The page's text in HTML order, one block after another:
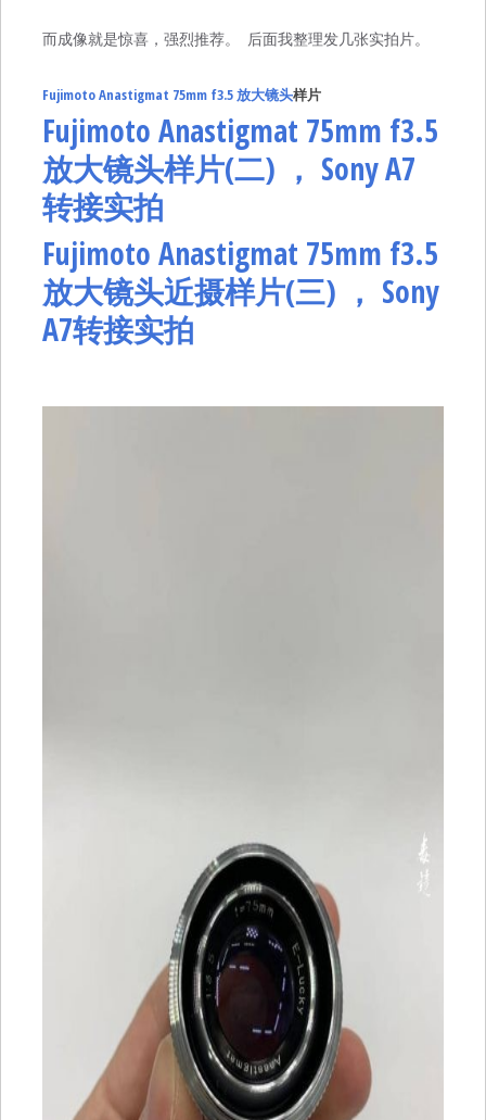
而成像就是惊喜，强烈推荐。 后面我整理发几张实拍片。
Fujimoto Anastigmat 75mm f3.5 放大镜头样片
Fujimoto Anastigmat 75mm f3.5
放大镜头样片(二) ， Sony A7
转接实拍
Fujimoto Anastigmat 75mm f3.5
放大镜头近摄样片(三) ， Sony
A7转接实拍